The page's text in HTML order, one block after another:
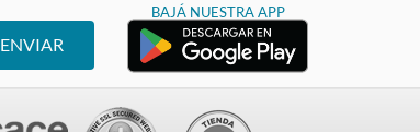
ENVIAR
BAJÁ NUESTRA APP